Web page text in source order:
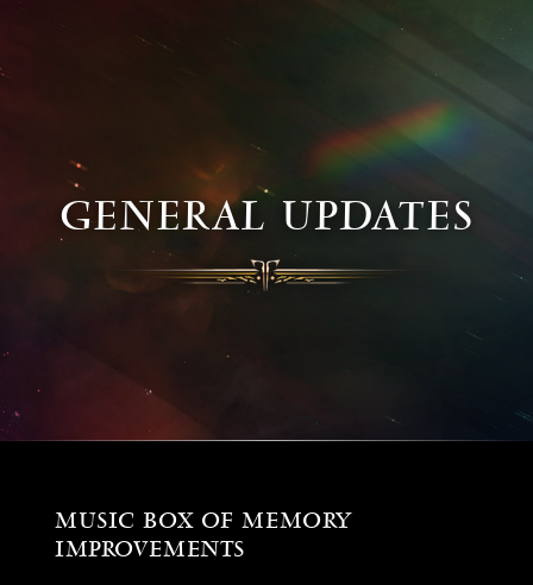
GENERAL UPDATES
MUSIC BOX OF MEMORY
IMPROVEMENTS